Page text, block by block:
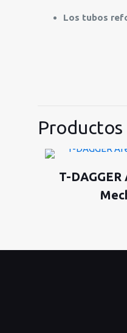
Los tubos
T-DAGGER